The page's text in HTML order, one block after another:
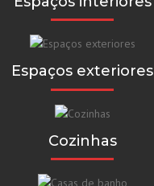
Espaços exteriores
Cozinhas